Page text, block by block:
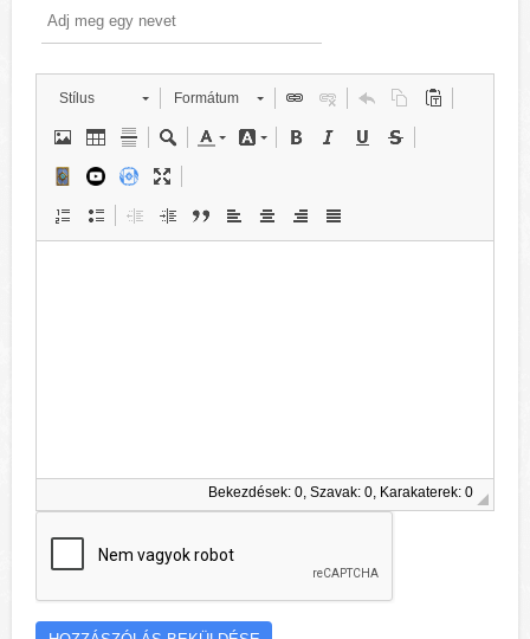
Stílus Formátum
Bekezdések: 0, Szavak: 0, Karakaterek: 0